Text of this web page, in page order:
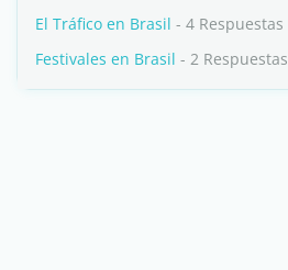
El Tráfico en Brasil - 4 Respuestas
Festivales en Brasil - 2 Respuestas